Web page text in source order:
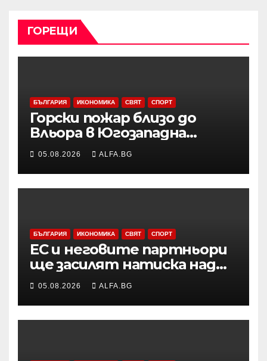
ГОРЕЩИ
БЪЛГАРИЯ ИКОНОМИКА СВЯТ СПОРТ
Горски пожар близо до
Вльора в Югозападна
Албания бушува до
жилищни сгради
05.08.2026 ALFA.BG
БЪЛГАРИЯ ИКОНОМИКА СВЯТ СПОРТ
ЕС и неговите партньори
ще засилят натиска над
Русия чрез санкции и ще
продължат да подкрепят
Украйна във военно
отношение, подчерта
05.08.2026 ALFA.BG